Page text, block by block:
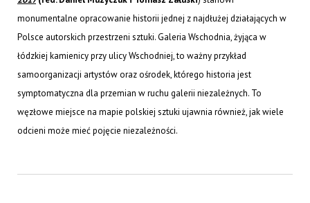
monumentalne opracowanie historii jednej z najdłużej działających w
Polsce autorskich przestrzeni sztuki. Galeria Wschodnia, żyjąca w
łódzkiej kamienicy przy ulicy Wschodniej, to ważny przykład
samoorganizacji artystów oraz ośrodek, którego historia jest
symptomatyczna dla przemian w ruchu galerii niezależnych. To
węzłowe miejsce na mapie polskiej sztuki ujawnia również, jak wiele
odcieni może mieć pojęcie niezależności.